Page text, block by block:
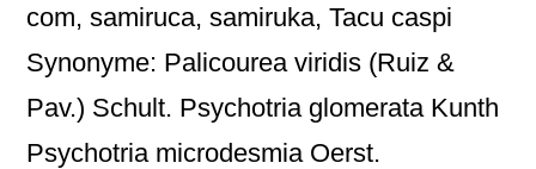
com, samiruca, samiruka, Tacu caspi
Synonyme: Palicourea viridis (Ruiz &
Pav.) Schult. Psychotria glomerata Kunth
Psychotria microdesmia Oerst.